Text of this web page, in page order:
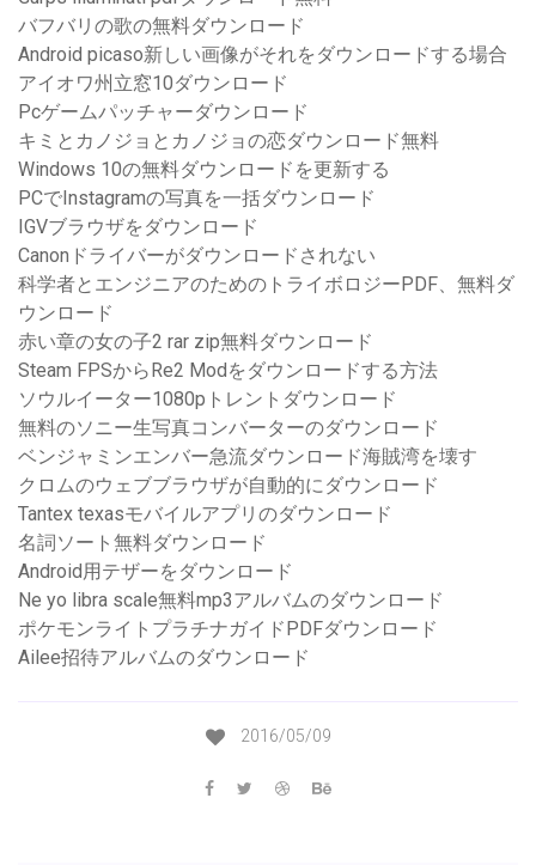
バフバリの歌の無料ダウンロード
Android picaso新しい画像がそれをダウンロードする場合
アイオワ州立窓10ダウンロード
Pcゲームパッチャーダウンロード
キミとカノジョとカノジョの恋ダウンロード無料
Windows 10の無料ダウンロードを更新する
PCでInstagramの写真を一括ダウンロード
IGVブラウザをダウンロード
Canonドライバーがダウンロードされない
科学者とエンジニアのためのトライボロジーPDF、無料ダ
ウンロード
赤い章の女の子2 rar zip無料ダウンロード
Steam FPSからRe2 Modをダウンロードする方法
ソウルイーター1080pトレントダウンロード
無料のソニー生写真コンバーターのダウンロード
ベンジャミンエンバー急流ダウンロード海賊湾を壊す
クロムのウェブブラウザが自動的にダウンロード
Tantex texasモバイルアプリのダウンロード
名詞ソート無料ダウンロード
Android用テザーをダウンロード
Ne yo libra scale無料mp3アルバムのダウンロード
ポケモンライトプラチナガイドPDFダウンロード
Ailee招待アルバムのダウンロード
2016/05/09